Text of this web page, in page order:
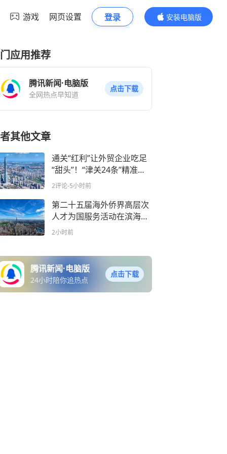
游戏 网页设置 登录
安装电脑版
内容更精彩
应用推荐
腾讯新闻·电脑版
全网热点早知道
点击下载
其他文章
通关“红利”让外贸企业吃足
“甜头”！“津关24条”精准滴
灌助力滨海新区高水平开放
2评论-5小时前
第二十五届海外侨界高层次
人才为国服务活动在滨海新
区举办
2小时前
腾讯新闻·电脑版
24小时陪你追热点
点击下载